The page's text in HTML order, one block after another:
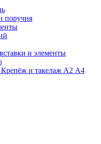
поручня
и элементы
Крепёж и такелаж А2 А4